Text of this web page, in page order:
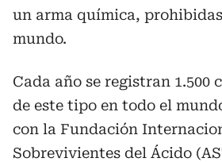
un arma química,
mundo.
Cada año se registran 1.500
de este tipo en todo el
con la Fundación
Sobrevivientes del Ácido